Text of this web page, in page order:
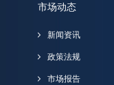
市场动态
新闻资讯
政策法规
市场报告